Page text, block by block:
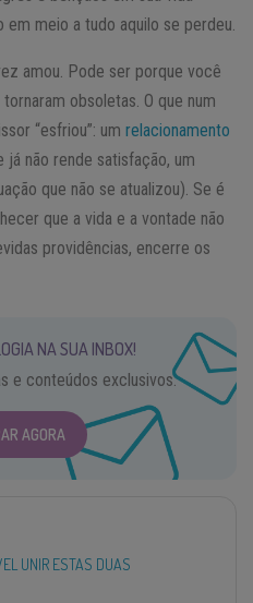
meio a tudo aquilo se perdeu.
amou. Pode ser porque você
obsoletas. O que num
“esfriou”: um relacionamento
já não rende satisfação, um
que não se atualizou). Se é
que a vida e a vontade não
providências, encerre os
NA SUA INBOX!
e conteúdos exclusivos.
AGORA
UNIR ESTAS DUAS